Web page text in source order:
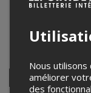
49 rue Saint-Jacques
Facebook
Twitter
Linkedin
Nous
améliorer
des